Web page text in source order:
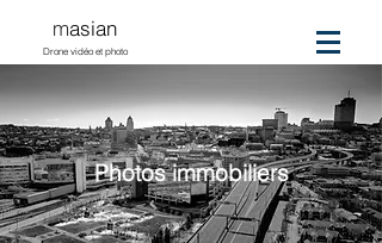
masian
Drone vidéo et photo
Photos immobiliers